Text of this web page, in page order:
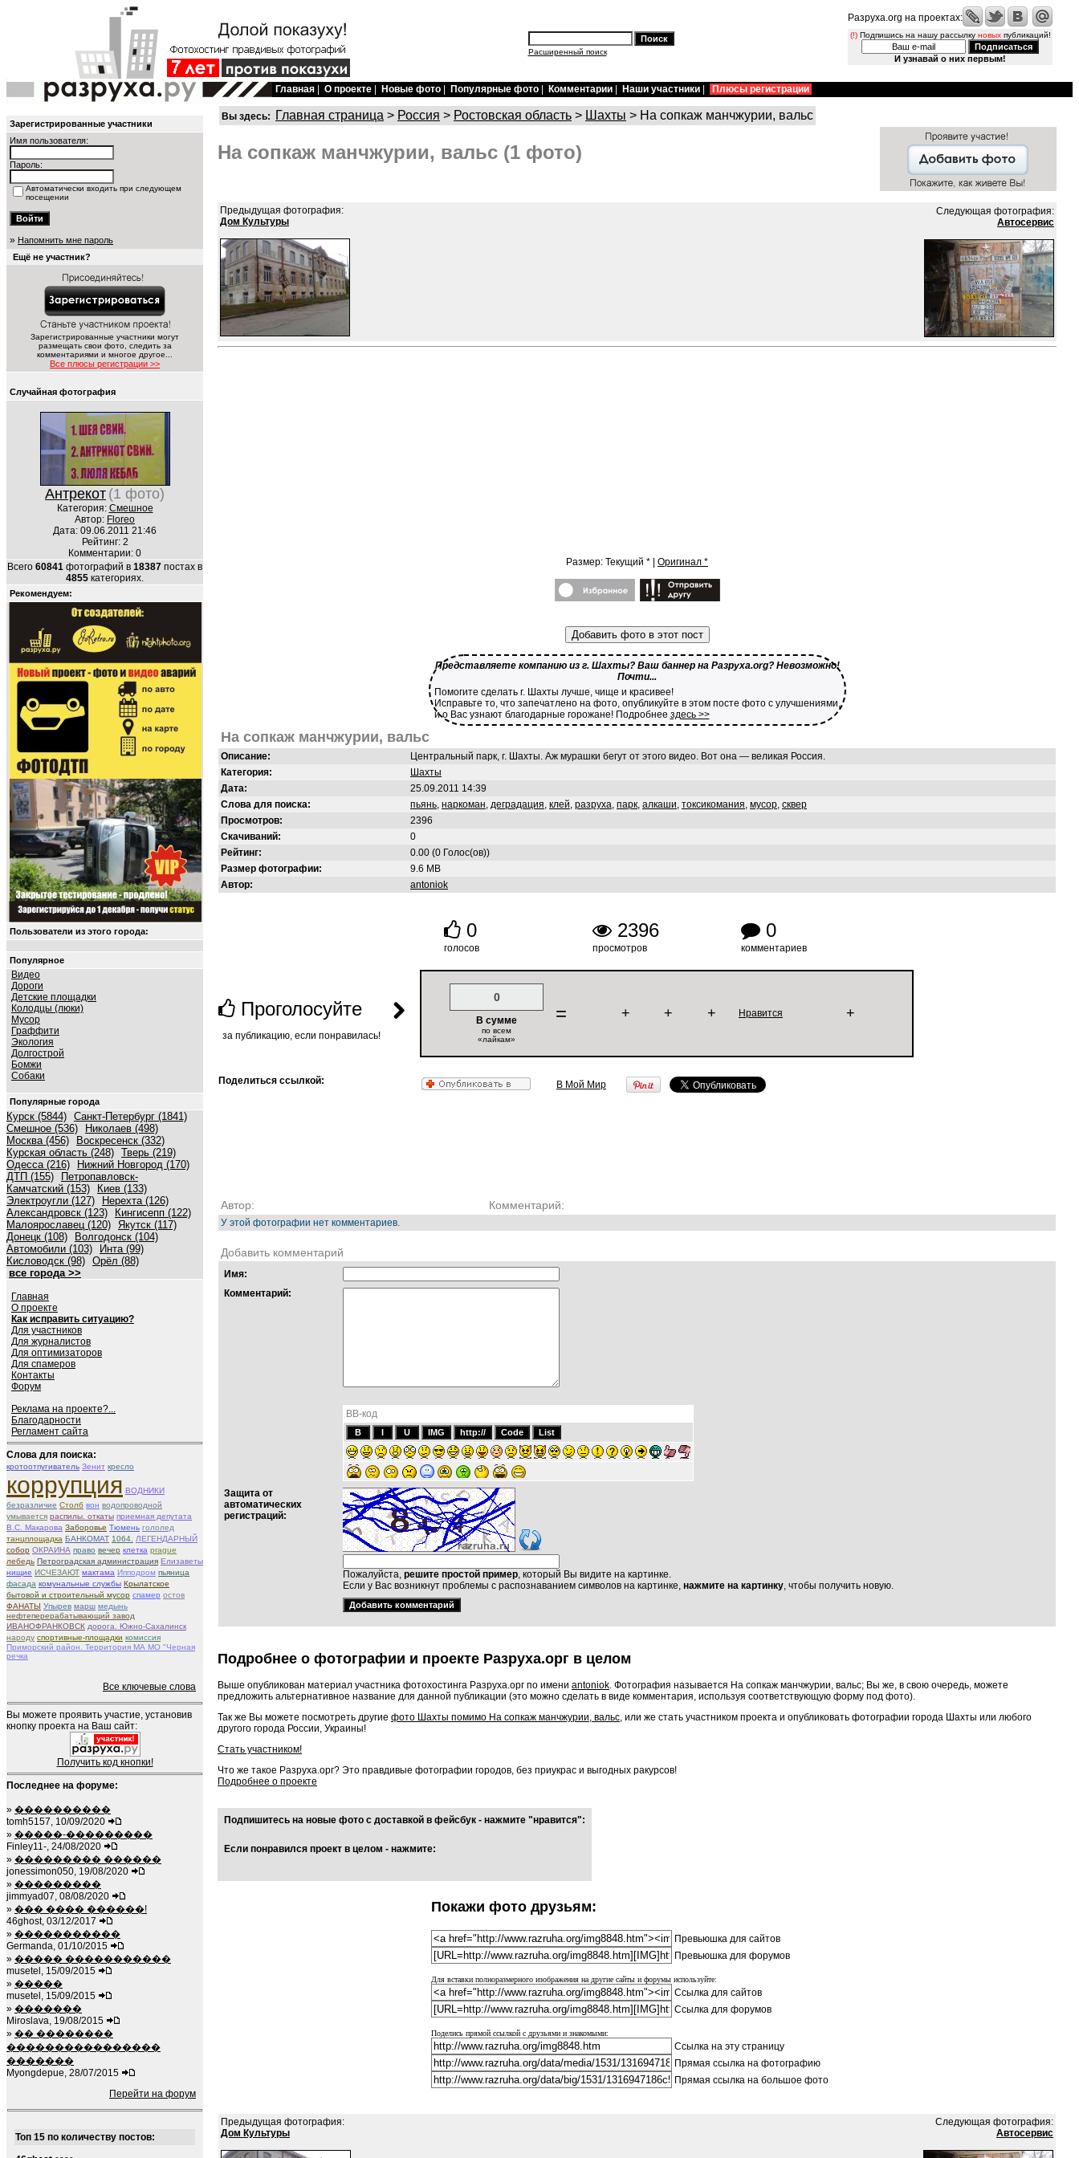
Расширенный поиск
Разруха.org на проектах:
(!)Подпишись на нашу рассылку новыхпубликаций!
И узнавай о них первым!
Главная О проекте Новые фото Популярные фото Комментарии Наши участники Плюсы регистрации
Зарегистрированные участники
Имя пользователя:
Пароль:
Автоматически входить при следующем
посещении
» Напомнить мне пароль
Ещё не участник?
Зарегистрированные участники могут
размещать свои фото, следить за
комментариями и многое другое...
Все плюсы регистрации >>
Случайная фотография
Антрекот (1 фото)
Категория: Смешное
Автор: Floreo
Дата: 09.06.2011 21:46
Рейтинг: 2
Комментарии: 0
Всего 60841 фотографий в 18387 постах в
4855 категориях.
Рекомендуем:
Пользователи из этого города:
Популярное
Видео
Дороги
Детские площадки
Колодцы (люки)
Мусор
Граффити
Экология
Долгострой
Бомжи
Собаки
Популярные города
Курск (5844) Санкт-Петербург (1841)
Смешное (536)
Николаев (498)
Москва (456)
Воскресенск (332)
Курская область (248) Тверь (219)
Одесса (216)
Нижний Новгород (170)
ДТП (155)
Петропавловск-
Камчатский (153)
Киев (133)
Электроугли (127)
Нерехта (126)
Александровск (123)
Кингисепп (122)
Малоярославец (120) Якутск (117)
Донецк (108)
Волгодонск (104)
Автомобили (103)
Инта (99)
Кисловодск (98) Орёл (88)
все города >>
Главная
О проекте
Как исправить ситуацию?
Для участников
Для журналистов
Для оптимизаторов
Для спамеров
Контакты
Форум
Реклама на проекте?...
Благодарности
Регламент сайта
Слова для поиска:
кротоотпугиватель Зенит кресло
коррупция ВОДНИКИ
безразличие Столб вон водопроводной
умывается распилы. откаты приемная депутата
В.С. Макарова Заборовье Тюмень гололед
танцплощадка БАНКОМАТ 1064.
ЛЕГЕНДАРНЫЙ
собор ОКРАИНА право вечер клетка prague
лебедь Петроградская администрация Елизаветы
нищие ИСЧЕЗАЮТ мактама Ипподром пьяница
фасада комунальные службы Крылатское
бытовой и строительный мусор спамер остов
ФАНАТЫ Упырев марш медынь
нефтеперерабатывающий завод
ИВАНОФРАНКОВСК дорога. Южно-Сахалинск
народу спортивные-площадки комиссия
Приморский район. Территория МА МО "Черная
речка
Все ключевые слова
Вы можете проявить участие, установив
кнопку проекта на Ваш сайт:
Получить код кнопки!
Последнее на форуме:
» ����������
tomh5157, 10/09/2020
» �����-���������
Finley11-, 24/08/2020
» ��������� ������
jonessimon050, 19/08/2020
» ���������
jimmyad07, 08/08/2020
» ��� ���� ������!
46ghost, 03/12/2017
» �����������
Germanda, 01/10/2015
» ����� �����������
musetel, 15/09/2015
» �����
musetel, 15/09/2015
» �������
Miroslava, 19/08/2015
» �� ��������
����������������
�������
Myongdepue, 28/07/2015
Перейти на форум
Топ 15 по количеству постов:
Вы здесь: Главная страница > Россия > Ростовская область > Шахты > На сопкаж манчжурии, вальс
На сопкаж манчжурии, вальс (1 фото)
Предыдущая фотография:
Дом Культуры
Следующая фотография:
Автосервис
Размер: Текущий * | Оригинал *
Добавить фото в этот пост
Представляете компанию из г. Шахты? Ваш баннер на Разруха.org? Невозможно!
Почти...
Помогите сделать г. Шахты лучше, чище и красивее!
Исправьте то, что запечатлено на фото, опубликуйте в этом посте фото с улучшениями,
и о Вас узнают благодарные горожане! Подробнее здесь >>
На сопкаж манчжурии, вальс
Описание:
Центральный парк, г. Шахты. Аж мурашки бегут от этого видео. Вот она — великая Россия.
Категория:
Шахты
Дата:
25.09.2011 14:39
Слова для поиска:
пьянь, наркоман, деградация, клей, разруха, парк, алкаши, токсикомания, мусор, сквер
Просмотров:
2396
Скачиваний:
0
Рейтинг:
0.00 (0 Голос(ов))
Размер фотографии:
9.6 MB
Автор:
antoniok
Проголосуйте
за публикацию, если понравилась!
0
голосов
2396
просмотров
0
комментариев
0
В сумме
по всем
«лайкам»
= + + + Нравится +
Поделиться ссылкой: В Мой Мир
Автор: Комментарий:
У этой фотографии нет комментариев.
Добавить комментарий
Имя:
Комментарий:
BB-код
Защита от
автоматических
регистраций:
Пожалуйста, решите простой пример, который Вы видите на картинке.
Если у Вас возникнут проблемы с распознаванием символов на картинке, нажмите на картинку, чтобы получить новую.
Подробнее о фотографии и проекте Разруха.орг в целом
Выше опубликован материал участника фотохостинга Разруха.орг по имени antoniok. Фотография называется На сопкаж манчжурии, вальс; Вы же, в свою очередь, можете
предложить альтернативное название для данной публикации (это можно сделать в виде комментария, используя соответствующую форму под фото).
Так же Вы можете посмотреть другие фото Шахты помимо На сопкаж манчжурии, вальс, или же стать участником проекта и опубликовать фотографии города Шахты или любого
другого города России, Украины!
Стать участником!
Что же такое Разруха.орг? Это правдивые фотографии городов, без приукрас и выгодных ракурсов!
Подробнее о проекте
Подпишитесь на новые фото с доставкой в фейсбук - нажмите "нравится":
Если понравился проект в целом - нажмите:
Покажи фото друзьям:
Превьюшка для сайтов
Превьюшка для форумов
Для вставки полноразмерного изображения на другие сайты и форумы используйте:
Ссылка для сайтов
Ссылка для форумов
Поделись прямой ссылкой с друзьями и знакомыми:
Ссылка на эту страницу
Прямая ссылка на фотографию
Прямая ссылка на большое фото
Предыдущая фотография:
Дом Культуры
Следующая фотография:
Автосервис